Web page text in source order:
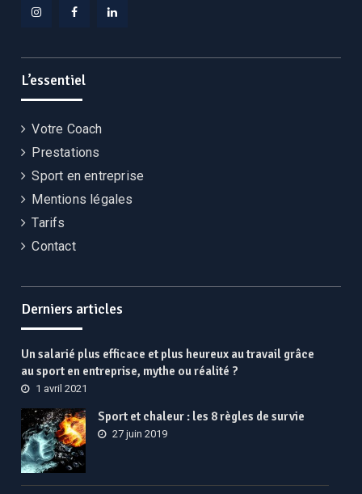
L’essentiel
Votre Coach
Prestations
Sport en entreprise
Mentions légales
Tarifs
Contact
Derniers articles
Un salarié plus efficace et plus heureux au travail grâce
au sport en entreprise, mythe ou réalité ?
1 avril 2021
Sport et chaleur : les 8 règles de survie
27 juin 2019